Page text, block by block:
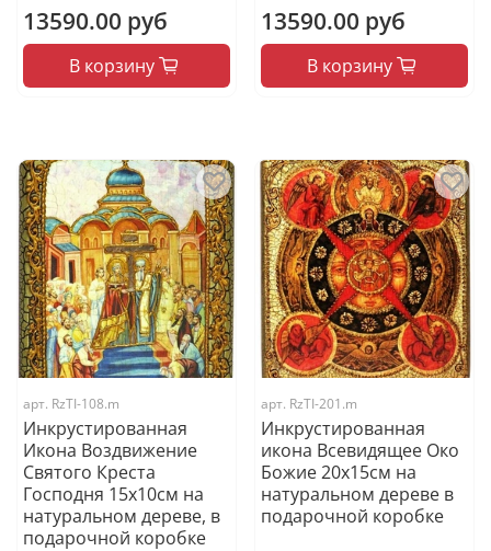
13590.00 руб
В корзину
13590.00 руб
В корзину
арт. RzTI-108.m
Инкрустированная
Икона Воздвижение
Святого Креста
Господня 15х10см на
натуральном дереве, в
подарочной коробке
арт. RzTI-201.m
Инкрустированная
икона Всевидящее Око
Божие 20х15см на
натуральном дереве в
подарочной коробке